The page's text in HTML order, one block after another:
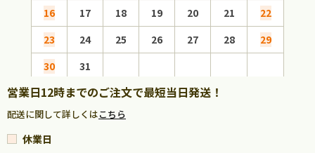
16
17 18 19 20 21
22
23
24 25 26 27 28
29
30
31
営業日12時までのご注文で最短当日発送！
配送に関して詳しくはこちら
休業日